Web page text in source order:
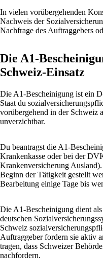
In vielen vorübergehenden
Nachweis der
Nachfrage des Auftraggebers
Die A1-
Schweiz-Einsatz
Die A1-Bescheinigung ist ein
Staat du
vorübergehend in der Schweiz
unverzichtbar.
Du beantragst die A1-
Krankenkasse oder bei der
Krankenversicherung
Beginn der Tätigkeit gestellt
Bearbeitung einige Tage bis
Die A1-Bescheinigung dient
deutschen
Schweiz
Auftraggeber fordern sie aktiv
tragen, dass Schweizer
nachfordern.